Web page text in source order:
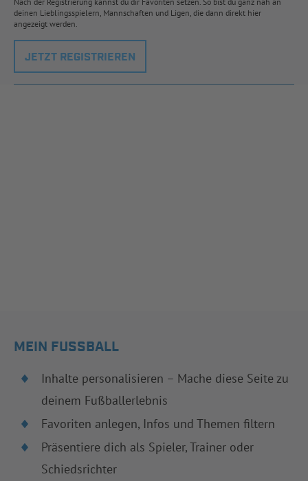
deinen Lieblingsspielern, Mannschaften und Ligen, die dann direkt hier
angezeigt werden.
JETZT REGISTRIEREN
MEIN FUSSBALL
Inhalte personalisieren – Mache diese Seite zu
deinem Fußballerlebnis
Favoriten anlegen, Infos und Themen filtern
Präsentiere dich als Spieler, Trainer oder
Schiedsrichter